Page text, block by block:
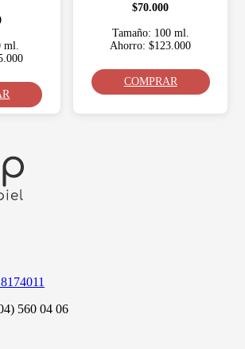
$70.000
Tamaño: 100 ml.
Ahorro: $123.000
COMPRAR
560 04 06